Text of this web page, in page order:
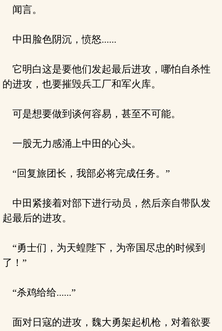
闻言。
中田脸色阴沉，愤怒......
它明白这是要他们发起最后进攻，哪怕自杀性
的进攻，也要摧毁兵工厂和军火库。
可是想要做到谈何容易，甚至不可能。
一股无力感涌上中田的心头。
“回复旅团长，我部必将完成任务。”
中田紧接着对部下进行动员，然后亲自带队发
起最后的进攻。
“勇士们，为天蝗陛下，为帝国尽忠的时候到
了！”
“杀鸡给给......”
面对日寇的进攻，魏大勇架起机枪，对着欲要